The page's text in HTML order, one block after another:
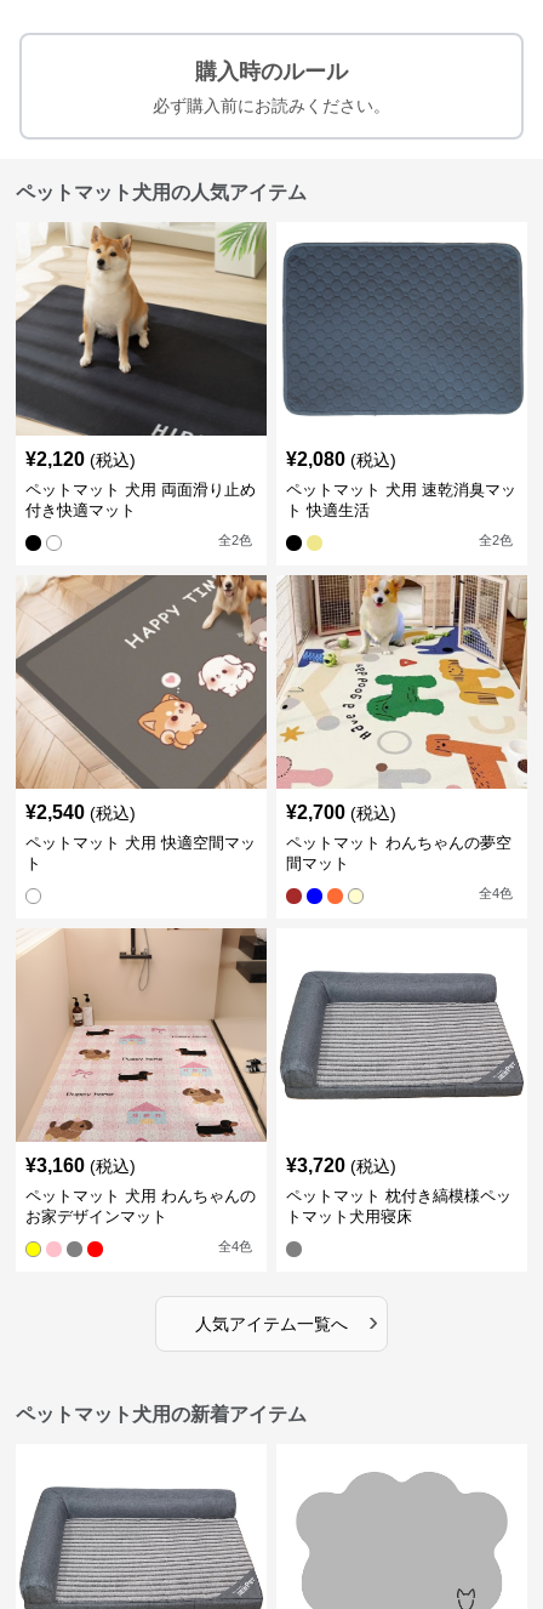
購入時のルール
必ず購入前にお読みください。
ペットマット犬用の人気アイテム
¥2,120 (税込)
ペットマット 犬用 両面滑り止め
付き快適マット
全2色
¥2,080 (税込)
ペットマット 犬用 速乾消臭マッ
ト 快適生活
全2色
¥2,540 (税込)
ペットマット 犬用 快適空間マッ
ト
¥2,700 (税込)
ペットマット わんちゃんの夢空
間マット
全4色
¥3,160 (税込)
ペットマット 犬用 わんちゃんの
お家デザインマット
全4色
¥3,720 (税込)
ペットマット 枕付き縞模様ペッ
トマット犬用寝床
人気アイテム一覧へ ›
ペットマット犬用の新着アイテム